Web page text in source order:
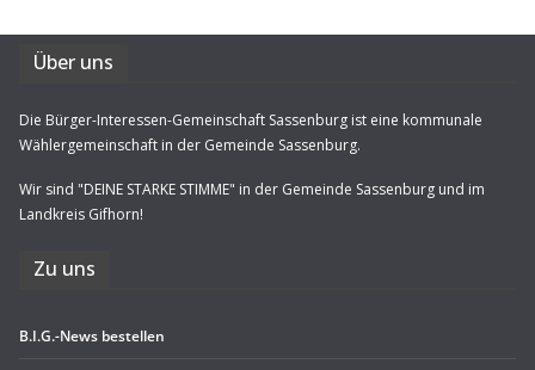
Über uns
Die Bürger-Interessen-Gemeinschaft Sassenburg ist eine kommunale
Wählergemeinschaft in der Gemeinde Sassenburg.
Wir sind "DEINE STARKE STIMME" in der Gemeinde Sassenburg und im
Landkreis Gifhorn!
Zu uns
B.I.G.-News bestel­len